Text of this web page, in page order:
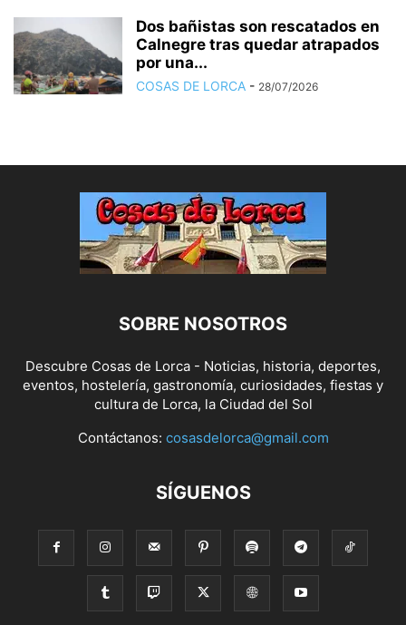
Dos bañistas son rescatados en
Calnegre tras quedar atrapados
por una...
COSAS DE LORCA - 28/07/2026
SOBRE NOSOTROS
Descubre Cosas de Lorca - Noticias, historia, deportes,
eventos, hostelería, gastronomía, curiosidades, fiestas y
cultura de Lorca, la Ciudad del Sol
Contáctanos: cosasdelorca@gmail.com
SÍGUENOS